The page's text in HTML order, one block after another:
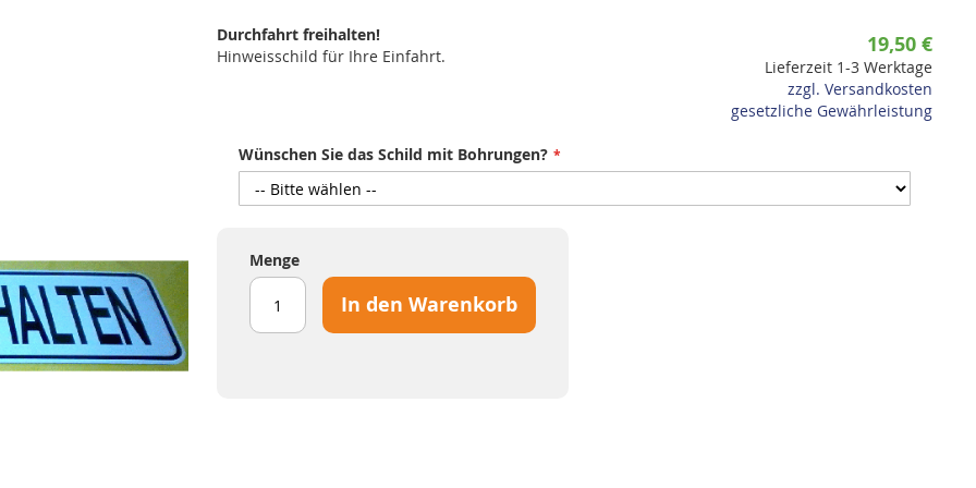
19,50 €
Lieferzeit 1-3 Werktage
zzgl. Versandkosten
gesetzliche Gewährleistung
Durchfahrt freihalten!
Hinweisschild für Ihre Einfahrt.
Wünschen Sie das Schild mit Bohrungen?
Menge
In den Warenkorb